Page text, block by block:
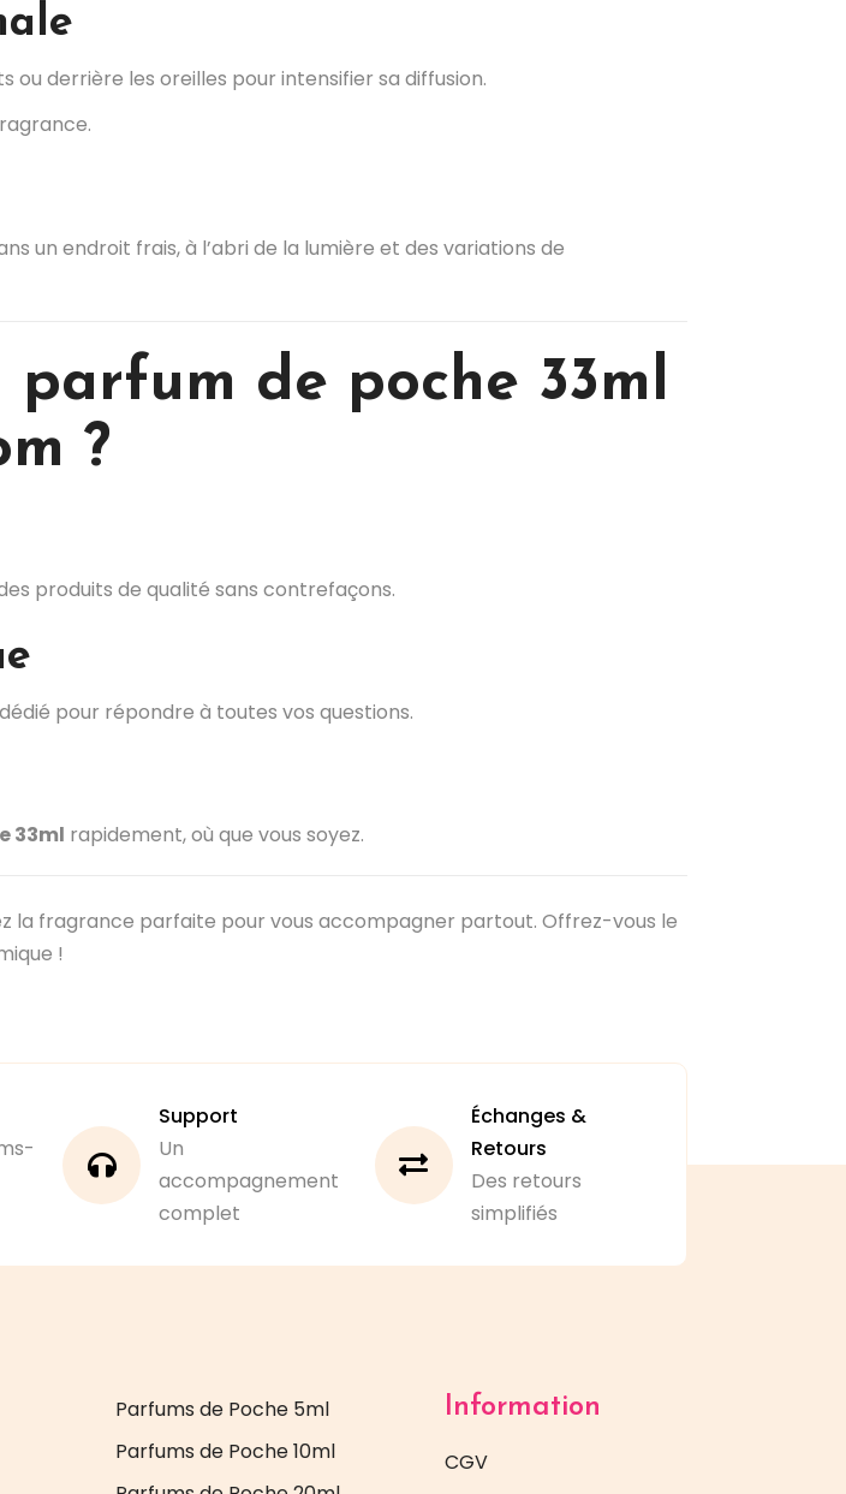
ou derrière les oreilles pour intensifier sa diffusion.
un endroit frais, à l’abri de la lumière et des variations de
de poche 33ml
?
produits de qualité sans contrefaçons.
pour répondre à toutes vos questions.
33ml rapidement, où que vous soyez.
la fragrance parfaite pour vous accompagner partout. Offrez-vous le
!
Support
Un
accompagnement
complet
Échanges &
Retours
Des retours
simplifiés
Parfums de Poche 5ml
Parfums de Poche 10ml
Information
CGV